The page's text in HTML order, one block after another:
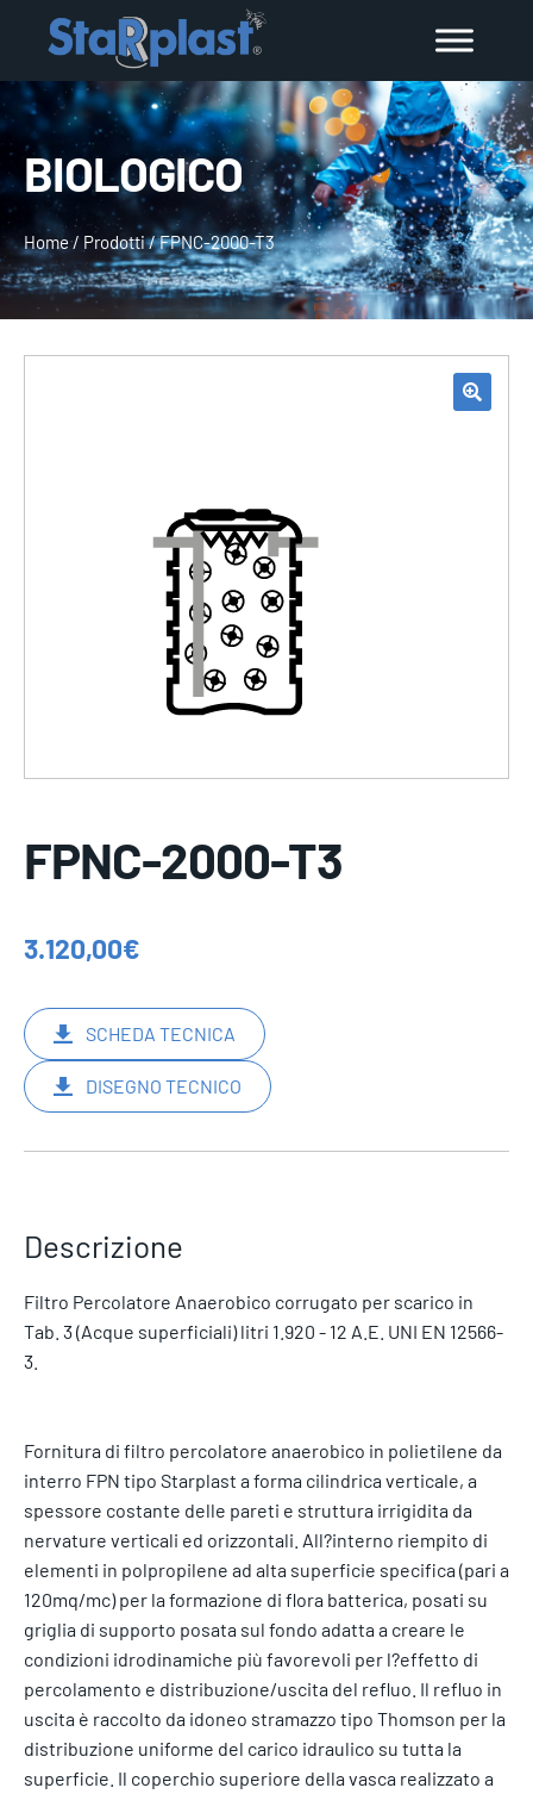
BIOLOGICO
Home/ Prodotti/FPNC-2000-T3
FPNC-2000-T3
3.120,00€
SCHEDA TECNICA
DISEGNO TECNICO
Descrizione
Filtro Percolatore Anaerobico corrugato per scarico in
Tab. 3 (Acque superficiali) litri 1.920 - 12 A.E. UNI EN 12566-
3.
Fornitura di filtro percolatore anaerobico in polietilene da
interro FPN tipo Starplast a forma cilindrica verticale, a
spessore costante delle pareti e struttura irrigidita da
nervature verticali ed orizzontali. All?interno riempito di
elementi in polpropilene ad alta superficie specifica (pari a
120mq/mc) per la formazione di flora batterica, posati su
griglia di supporto posata sul fondo adatta a creare le
condizioni idrodinamiche più favorevoli per l?effetto di
percolamento e distribuzione/uscita del refluo. Il refluo in
uscita è raccolto da idoneo stramazzo tipo Thomson per la
distribuzione uniforme del carico idraulico su tutta la
superficie. Il coperchio superiore della vasca realizzato a